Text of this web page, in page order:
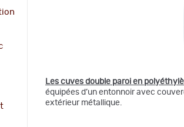
Les cuves double paroi en
équipées d’un entonnoir avec
extérieur métallique.